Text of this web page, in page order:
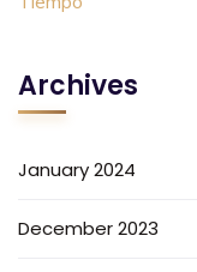
Archives
January 2024
December 2023